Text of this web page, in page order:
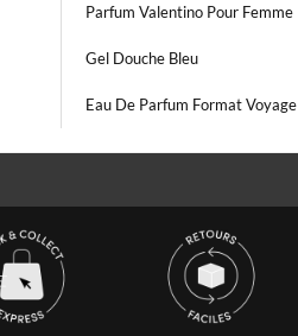
Parfum Valentino Pour Femme
Gel Douche Bleu
Eau De Parfum Format Voyage